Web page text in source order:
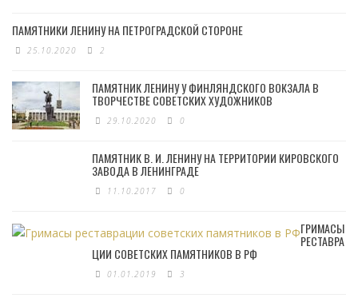
ПАМЯТНИКИ ЛЕНИНУ НА ПЕТРОГРАДСКОЙ СТОРОНЕ
25.10.2020 2
ПАМЯТНИК ЛЕНИНУ У ФИНЛЯНДСКОГО ВОКЗАЛА В
ТВОРЧЕСТВЕ СОВЕТСКИХ ХУДОЖНИКОВ
29.10.2020 0
ПАМЯТНИК В. И. ЛЕНИНУ НА ТЕРРИТОРИИ КИРОВСКОГО
ЗАВОДА В ЛЕНИНГРАДЕ
11.10.2017 0
ГРИМАСЫ
РЕСТАВРА
ЦИИ СОВЕТСКИХ ПАМЯТНИКОВ В РФ
01.01.2019 3